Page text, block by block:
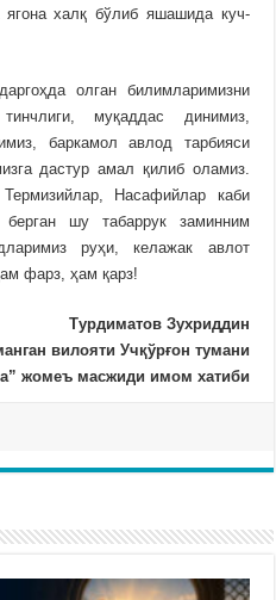
ягона халқ бўлиб яшашида куч-
олган билимларимизни
муқаддас динимиз,
баркамол авлод тарбияси
дастур амал қилиб оламиз.
Насафийлар каби
шу табаррук заминним
руҳи, келажак авлот
фарз, ҳам қарз!
Турдиматов Зухриддин
вилояти Учқўрғон тумани
жомеъ масжиди имом хатиби